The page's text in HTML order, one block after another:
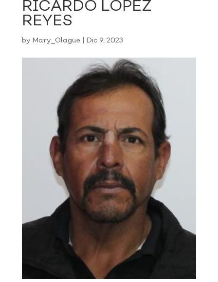
RICARDO LOPEZ
REYES
by Mary_Olague Dic 9, 2023